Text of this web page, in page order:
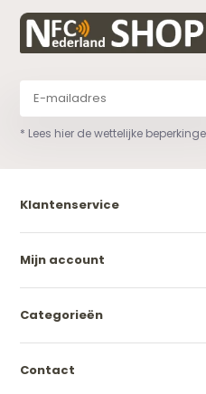
* Lees hier de wettelijke
Klantenservice
Mijn account
Categorieën
Contact